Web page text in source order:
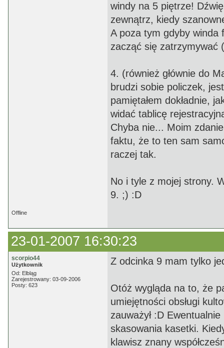
windy na 5 piętrze!
zewnątrz, kiedy
A poza tym gdyby winda
zacząć się zatrzymywać
4. (również głównie do
brudzi sobie policzek,
pamiętałem dokładnie,
widać tablicę
Chyba nie... Moim
faktu, że to ten sam
raczej tak.
No i tyle z mojej strony.
9. ;) :D
Offline
23-01-2007 16:30:23
scorpio44
Użytkownik
Od: Elbląg
Zarejestrowany: 03-09-2006
Posty: 623
Z odcinka 9 mam tylko
Otóż wygląda na to, że
umiejętności obsługi
zauważył :D
skasowania kasetki.
klawisz znany